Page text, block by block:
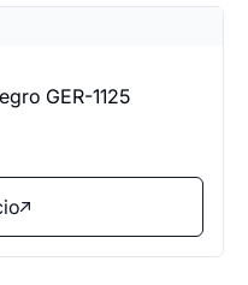
GER-1125